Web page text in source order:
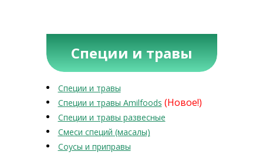
Специи и травы
Специи и травы
Специи и травы Amilfoods (Новое!)
Специи и травы развесные
Смеси специй (масалы)
Соусы и приправы